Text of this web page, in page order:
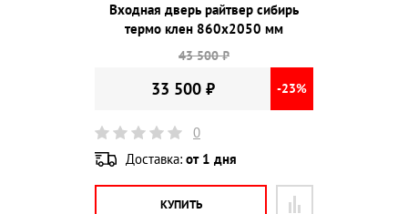
Входная дверь райтвер сибирь
термо клен 860х2050 мм
43 500 ₽
33 500 ₽ -23%
0
Доставка: от 1 дня
КУПИТЬ